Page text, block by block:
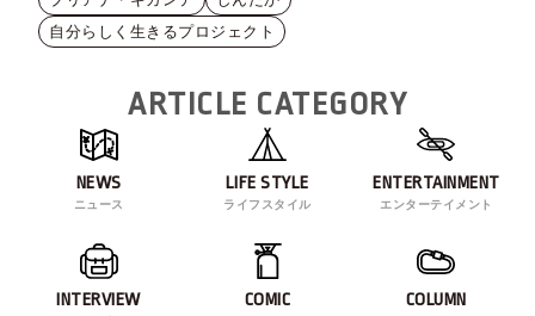
自分らしく生きるプロジェクト
ARTICLE CATEGORY
NEWS
ニュース
LIFE STYLE
ライフスタイル
ENTERTAINMENT
エンターテイメント
INTERVIEW COMIC COLUMN